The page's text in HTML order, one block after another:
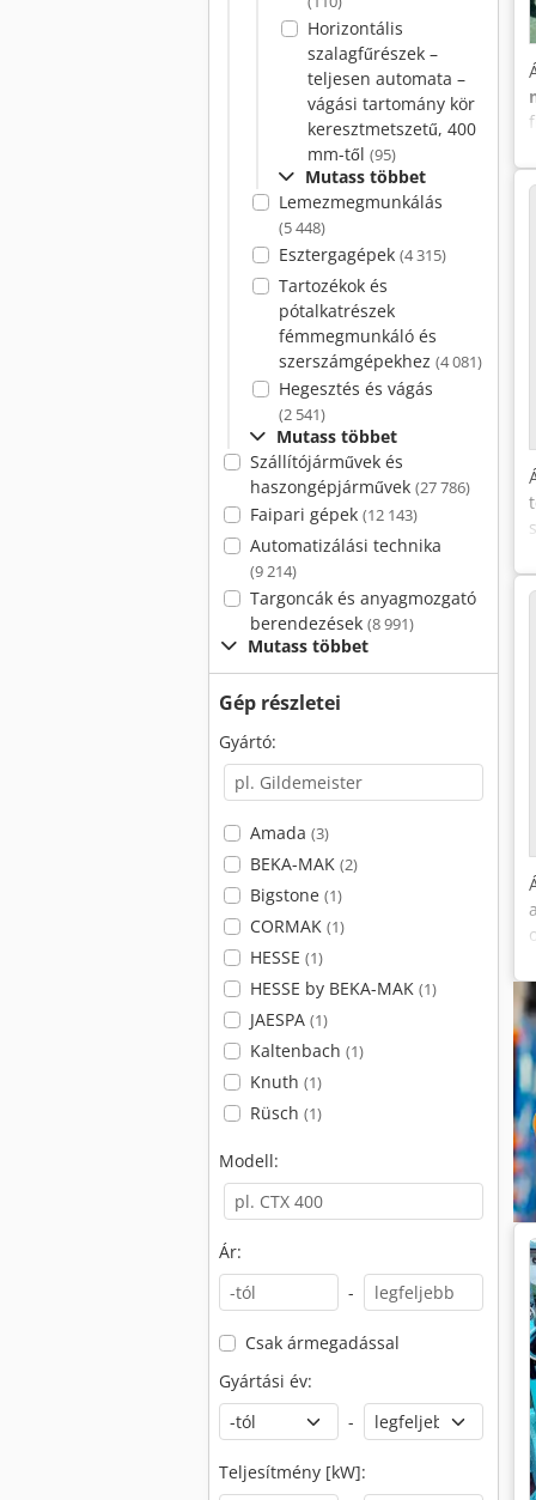
Horizontális
szalagfűrészek –
teljesen automata –
vágási tartomány kör
keresztmetszetű, 400
mm-től (95)
Mutass többet
Lemezmegmunkálás
(5 448)
Esztergagépek (4 315)
Tartozékok és
pótalkatrészek
fémmegmunkáló és
szerszámgépekhez (4 081)
Hegesztés és vágás
(2 541)
Mutass többet
Szállítójárművek és
haszongépjárművek (27 786)
Faipari gépek (12 143)
Automatizálási technika
(9 214)
Targoncák és anyagmozgató
berendezések (8 991)
Mutass többet
Gép részletei
Gyártó:
Amada (3)
BEKA-MAK (2)
Bigstone (1)
CORMAK (1)
HESSE (1)
HESSE by BEKA-MAK (1)
JAESPA (1)
Kaltenbach (1)
Knuth (1)
Rüsch (1)
Modell:
Ár:
-
Csak ármegadással
Gyártási év:
-
Teljesítmény [kW]: